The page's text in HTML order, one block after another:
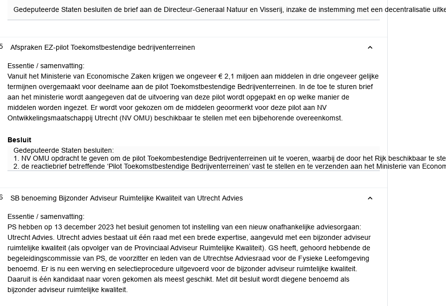
Gedeputeerde Staten besluiten de brief aan de Directeur-Generaal Natuur en Visserij, inzake de instemming met een decentralisatie
Afspraken EZ-pilot Toekomstbestendige bedrijventerreinen
Essentie / samenvatting:
Vanuit het Ministerie van Economische Zaken krijgen we ongeveer € 2,1 miljoen aan middelen in drie ongeveer gelijke
termijnen overgemaakt voor deelname aan de pilot Toekomstbestendige Bedrijventerreinen. In de toe te sturen brief
aan het ministerie wordt aangegeven dat de uitvoering van deze pilot wordt opgepakt en op welke manier de
middelen worden ingezet. Er wordt voor gekozen om de middelen geoormerkt voor deze pilot aan NV
Ontwikkelingsmaatschappij Utrecht (NV OMU) beschikbaar te stellen met een bijbehorende overeenkomst.
Besluit
Gedeputeerde Staten besluiten:
1. NV OMU opdracht te geven om de pilot Toekombestendige Bedrijventerreinen uit te voeren, waarbij de door het Rijk beschikbaar
2. de reactiebrief betreffende ‘Pilot Toekomstbestendige Bedrijventerreinen’ vast te stellen en te verzenden aan het Ministerie van
SB benoeming Bijzonder Adviseur Ruimtelijke Kwaliteit van Utrecht Advies
Essentie / samenvatting:
PS hebben op 13 december 2023 het besluit genomen tot instelling van een nieuw onafhankelijke adviesorgaan:
Utrecht Advies. Utrecht advies bestaat uit één raad met een brede expertise, aangevuld met een bijzonder adviseur
ruimtelijke kwaliteit (als opvolger van de Provinciaal Adviseur Ruimtelijke Kwaliteit). GS heeft, gehoord hebbende de
begeleidingscommissie van PS, de voorzitter en leden van de Utrechtse Adviesraad voor de Fysieke Leefomgeving
benoemd. Er is nu een werving en selectieprocedure uitgevoerd voor de bijzonder adviseur ruimtelijke kwaliteit.
Daaruit is één kandidaat naar voren gekomen als meest geschikt. Met dit besluit wordt diegene benoemd als
bijzonder adviseur ruimtelijke kwaliteit.